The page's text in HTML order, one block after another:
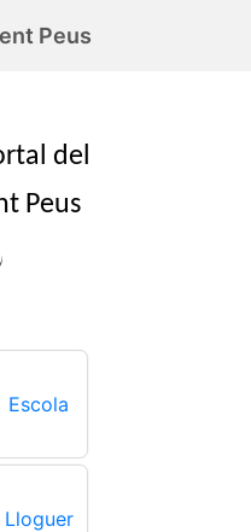
Peus
Lloguer
Escola